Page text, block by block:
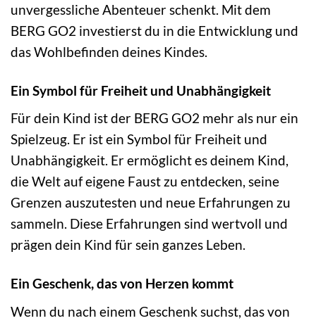
unvergessliche Abenteuer schenkt. Mit dem
BERG GO2 investierst du in die Entwicklung und
das Wohlbefinden deines Kindes.
Ein Symbol für Freiheit und Unabhängigkeit
Für dein Kind ist der BERG GO2 mehr als nur ein
Spielzeug. Er ist ein Symbol für Freiheit und
Unabhängigkeit. Er ermöglicht es deinem Kind,
die Welt auf eigene Faust zu entdecken, seine
Grenzen auszutesten und neue Erfahrungen zu
sammeln. Diese Erfahrungen sind wertvoll und
prägen dein Kind für sein ganzes Leben.
Ein Geschenk, das von Herzen kommt
Wenn du nach einem Geschenk suchst, das von